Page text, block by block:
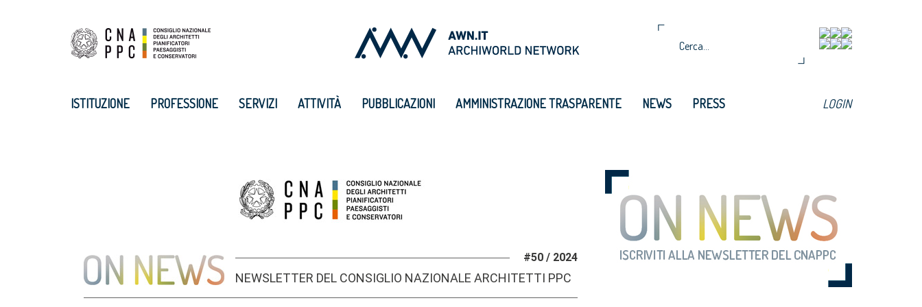
ISTITUZIONE PROFESSIONE SERVIZI ATTIVITÀ PUBBLICAZIONI AMMINISTRAZIONE TRASPARENTE NEWS PRESS LOGIN